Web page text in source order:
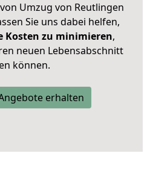
Umzug von Reutlingen
Sie uns dabei helfen,
Kosten zu minimieren,
neuen Lebensabschnitt
können.
erhalten